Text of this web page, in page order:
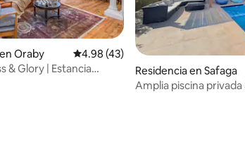
5; 51 evaluaciones
Oraby Calificación promedio: 4.98 de 5;
4.98 (43)
& Glory | Estancia
Residencia en Safaga
Amplia piscina privada